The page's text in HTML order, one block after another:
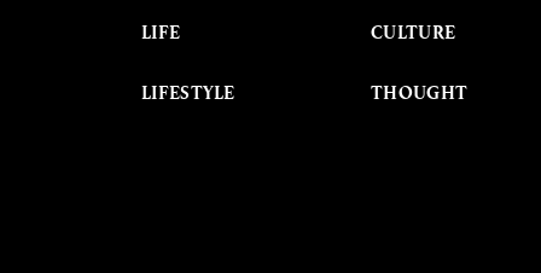
LIFE
LIFESTYLE
CULTURE
THOUGHT